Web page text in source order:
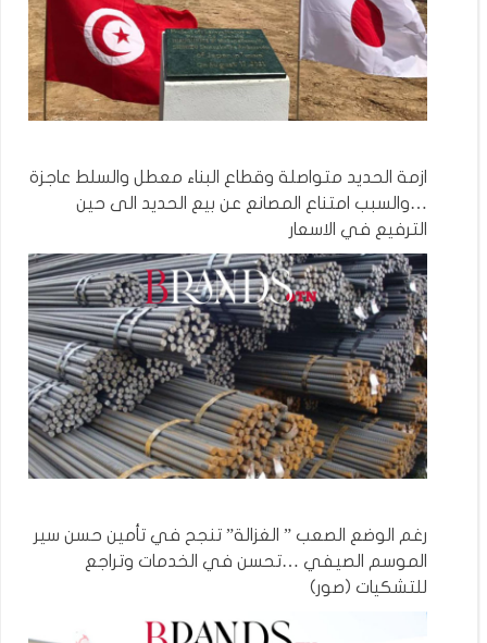
ازمة الحديد متواصلة وقطاع البناء معطل والسلط عاجزة
…والسبب امتناع المصانع عن بيع الحديد الى حين
الترفيع في الاسعار
رغم الوضع الصعب ” الغزالة” تنجح في تأمين حسن سير
الموسم الصيفي …تحسن في الخدمات وتراجع
للتشكيات (صور)